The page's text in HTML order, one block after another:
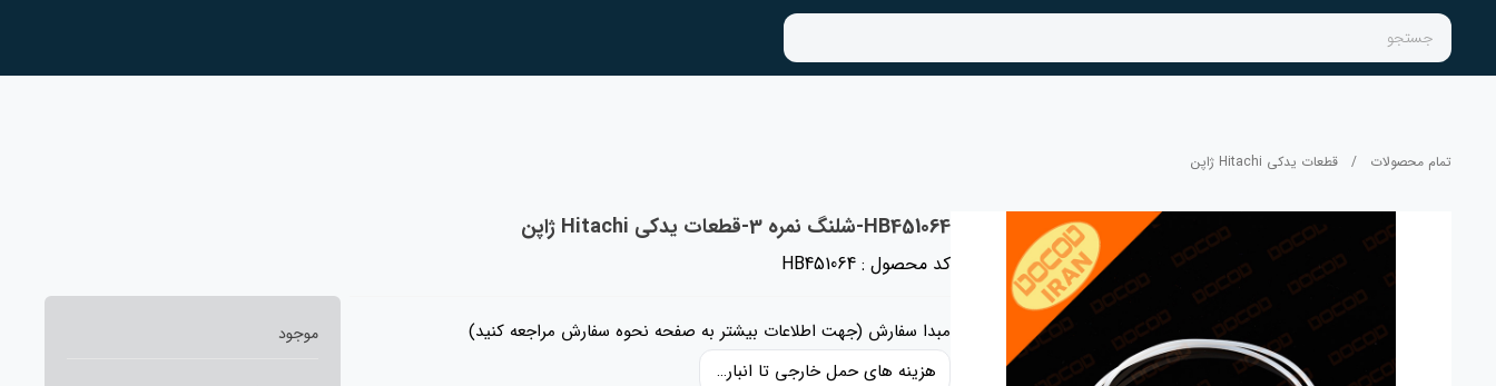
جستجو
تمام محصولات / قطعات یدکی Hitachi ژاپن
HB451064-شلنگ نمره 3-قطعات یدکی Hitachi ژاپن
کد محصول : HB451064
مبدا سفارش (جهت اطلاعات بیشتر به صفحه نحوه سفارش مراجعه کنید)
هزینه های حمل خارجی تا انبار ایران، حقوق گمرکی و عوارض و مالیات و سایر هزینه های کالا به قیمت ریالی کالا اضافه شده است و حمل داخلی رایگان می باشد.
موجود